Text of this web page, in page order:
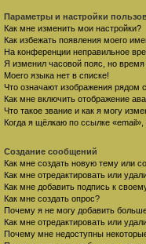
Параметры и настройки
Как мне изменить мои настройки?
Как избежать появления моего
На конференции неправильное
Я изменил часовой пояс, но
Моего языка нет в списке!
Что означают изображения рядом
Как мне включить отображение
Что такое звание и как я могу
Когда я щёлкаю по ссылке
Создание сообщений
Как мне создать новую тему или
Как мне отредактировать или
Как мне добавить подпись к
Как мне создать опрос?
Почему я не могу добавить
Как мне отредактировать или
Почему мне недоступны